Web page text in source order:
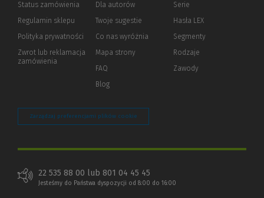
Status zamówienia
Regulamin sklepu
Polityka prywatności (Nowe
(Link
innej
Zwrot lub reklamacja
zamówienia
Dla autorów(Nowe
(Link
innej
strony)
Twoje sugestie
Co nas wyróżnia
Mapa strony
FAQ
Blog
Serie
Hasła LEX
Segmenty
Rodzaje
Zawody
Zarządzaj preferencjami plików cookie
22 535 88 00 lub 801 04 45 45
Jesteśmy do Państwa dyspozycji od 8:00 do 16:00